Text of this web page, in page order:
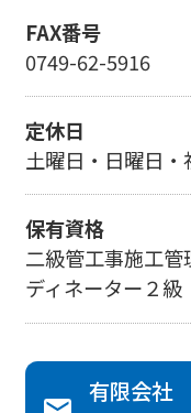
FAX番号
0749-62-5916
定休日
土曜日・日曜日・
保有資格
二級管工事施工
ディネーター２級
有限会社